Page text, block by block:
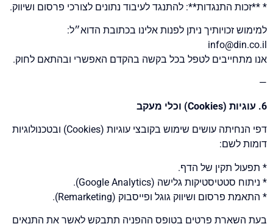
* **זכות התנגדות**: להתנגד לעיבוד נתונים לצורכי פרסום ושיווק.
למימוש זכויותיך ניתן לפנות אלינו בכתובת הדוא״ל:
info@din.co.il
אנו מתחייבים לטפל בכל בקשה בהקדם האפשרי ובהתאם לחוק.
—
6. עוגיות (Cookies) וכלי מעקב
דפי הנחיתה עושים שימוש בקובצי עוגיות (Cookies) ובטכנולוגיות
דומות לשם:
* תפעול תקין של הדף.
* ניתוח סטטיסטיקות גלישה (Google Analytics).
* התאמת פרסום ושיווק גוגל ופייסבוק (Remarketing).
בעת השארת פרטים בטופס ההפניה תתבקש לאשר את התנאים